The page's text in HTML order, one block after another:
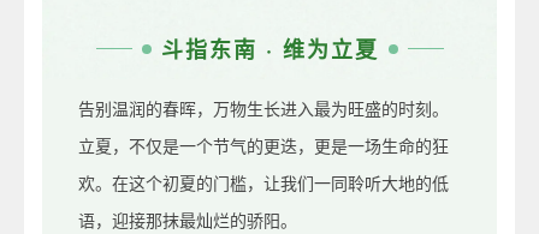
斗指东南 · 维为立夏
告别温润的春晖，万物生长进入最为旺盛的时刻。
立夏，不仅是一个节气的更迭，更是一场生命的狂
欢。在这个初夏的门槛，让我们一同聆听大地的低
语，迎接那抹最灿烂的骄阳。